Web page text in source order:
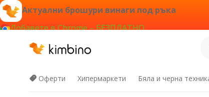
Актуални брошури винаги под ръка
Добавете в Chrome – БЕЗПЛАТНО
Оферти Хипермаркети Бяла и черна